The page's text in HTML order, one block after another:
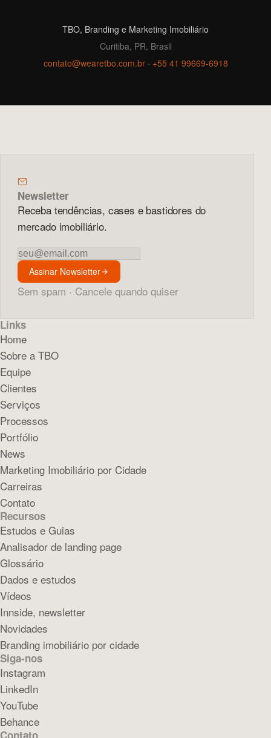
TBO, Branding e Marketing Imobiliário
Curitiba, PR, Brasil
contato@wearetbo.com.br· +55 41 99669-6918
Newsletter
Receba tendências, cases e bastidores do
mercado imobiliário.
Newsletter
Assinar Newsletter
Sem spam · Cancele quando quiser
Links
Home
Sobre a TBO
Equipe
Clientes
Serviços
Processos
Portfólio
News
Marketing Imobiliário por Cidade
Carreiras
Contato
Recursos
Estudos e Guias
Analisador de landing page
Glossário
Dados e estudos
Vídeos
Innside, newsletter
Novidades
Branding imobiliário por cidade
Siga-nos
Instagram
LinkedIn
YouTube
Behance
Contato